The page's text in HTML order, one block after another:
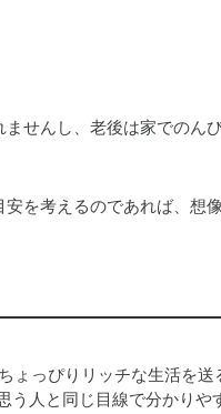
せんし、老後は家でのん
を考えるのであれば、想
ょっぴりリッチな生活を送
う人と同じ目線で分かりや